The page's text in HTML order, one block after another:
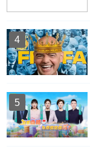
4
5